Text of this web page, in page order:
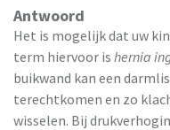
Antwoord
Het is mogelijk dat uw
term hiervoor is hernia
buikwand kan een
terechtkomen en zo
wisselen. Bij